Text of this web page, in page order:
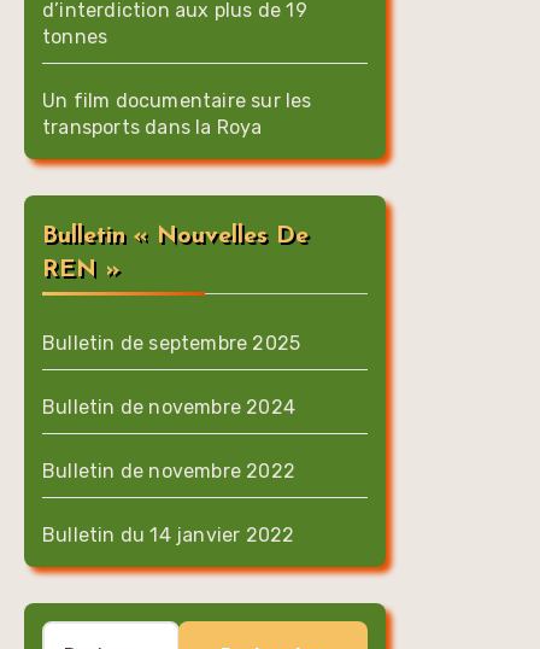
d’interdiction aux plus de 19
tonnes
Un film documentaire sur les
transports dans la Roya
Bulletin « Nouvelles De
REN »
Bulletin de septembre 2025
Bulletin de novembre 2024
Bulletin de novembre 2022
Bulletin du 14 janvier 2022
Rechercher :